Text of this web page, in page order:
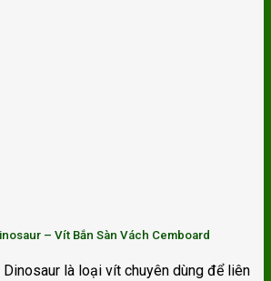
– Vít Bắn Sàn Vách Cemboard
là loại vít chuyên dùng để liên